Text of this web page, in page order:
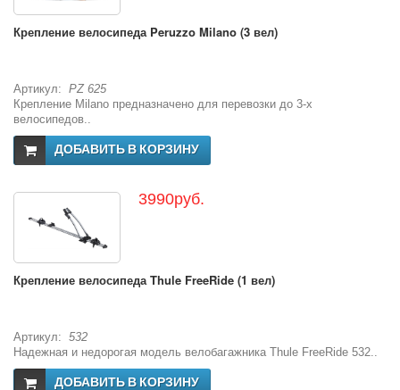
Крепление велосипеда Peruzzo Milano (3 вел)
Артикул: PZ 625
Крепление Milano предназначено для перевозки до 3-х
велосипедов..
ДОБАВИТЬ В КОРЗИНУ
3990руб.
Крепление велосипеда Thule FreeRide (1 вел)
Артикул: 532
Надежная и недорогая модель велобагажника Thule FreeRide 532..
ДОБАВИТЬ В КОРЗИНУ